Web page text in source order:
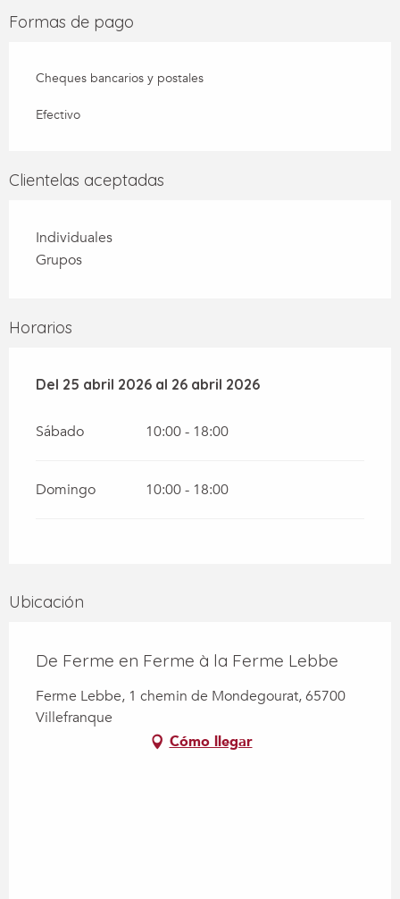
Formas de pago
Cheques bancarios y postales
Efectivo
Clientelas aceptadas
Individuales
Grupos
Horarios
Del 25 abril 2026 al 26 abril 2026
Del 25 abril 2026 al 26 abril 2026
Sábado 10:00 - 18:00
Domingo 10:00 - 18:00
Ubicación
De Ferme en Ferme à la Ferme Lebbe
Ferme Lebbe, 1 chemin de Mondegourat, 65700
Villefranque
Cómo llegar